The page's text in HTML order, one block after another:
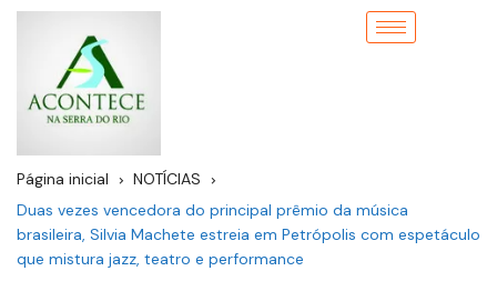
Página inicial
NOTÍCIAS
Duas vezes vencedora do principal prêmio da música
brasileira, Silvia Machete estreia em Petrópolis com espetáculo
que mistura jazz, teatro e performance